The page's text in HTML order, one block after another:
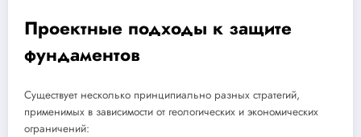
Проектные подходы к защите
фундаментов
Существует несколько принципиально разных стратегий,
применимых в зависимости от геологических и экономических
ограничений: